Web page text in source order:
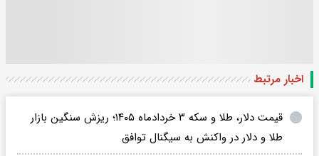
اخبار مرتبط
قیمت دلار، طلا و سکه ۳ خردادماه ۱۴۰۵؛ ریزش سنگین بازار
طلا و دلار در واکنش به سیگنال توافق